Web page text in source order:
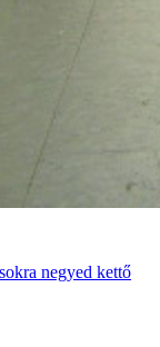
negyed kettő